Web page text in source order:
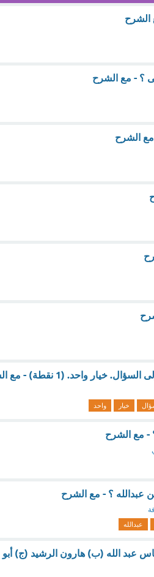
الشرح
؟ - مع الشرح
مع الشرح
واحد. (1 نقطة) - مع الشرح
خيار واحد
مع الشرح
عبدالله ؟ - مع الشرح
عبدالله
عبد الله (ب) هارون الرشيد (ج) أبو